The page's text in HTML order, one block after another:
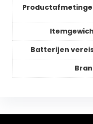
Batterijen